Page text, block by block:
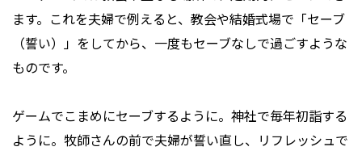
ます。これを夫婦で例えると、教会や結婚式場で「セーブ
（誓い）」をしてから、一度もセーブなしで過ごすような
ものです。
ゲームでこまめにセーブするように。神社で毎年初詣する
ように。牧師さんの前で夫婦が誓い直し、リフレッシュで